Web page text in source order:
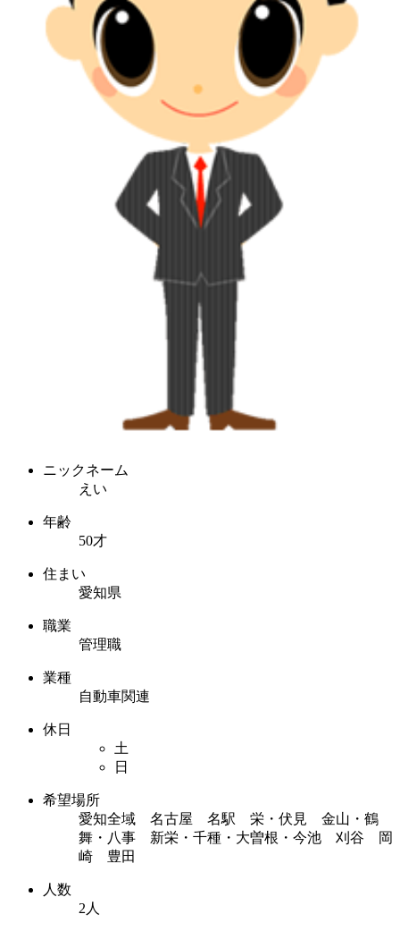
ニックネーム
えい
年齢
50才
住まい
愛知県
職業
管理職
業種
自動車関連
休日
土
日
希望場所
愛知全域 名古屋 名駅 栄・伏見 金山・鶴
舞・八事 新栄・千種・大曽根・今池 刈谷 岡
崎 豊田
人数
2人